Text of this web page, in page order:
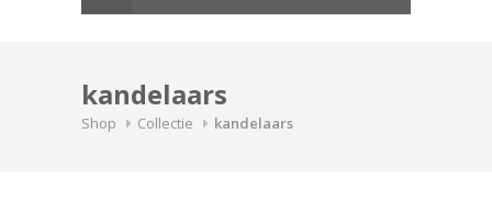
kandelaars
Shop Collectie kandelaars